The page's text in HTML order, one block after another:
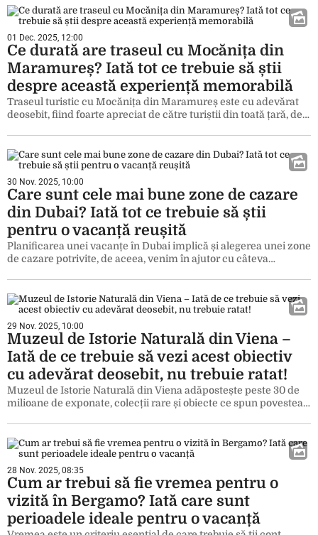
01 Dec. 2025, 12:00
Ce durată are traseul cu Mocănița din
Maramureș? Iată tot ce trebuie să știi
despre această experiență memorabilă
Traseul turistic cu Mocănița din Maramureș este cu adevărat
deosebit, fiind foarte apreciat de către turiștii din toată țară, de…
30 Nov. 2025, 10:00
Care sunt cele mai bune zone de cazare
din Dubai? Iată tot ce trebuie să știi
pentru o vacanță reușită
Planificarea unei vacanțe în Dubai implică și alegerea unei zone
de cazare potrivite, de aceea, venim în ajutor cu câteva…
29 Nov. 2025, 10:00
Muzeul de Istorie Naturală din Viena –
Iată de ce trebuie să vezi acest obiectiv
cu adevărat deosebit, nu trebuie ratat!
Muzeul de Istorie Naturală din Viena adăpostește peste 30 de
milioane de exponate, colecții rare și obiecte ce spun povestea…
28 Nov. 2025, 08:35
Cum ar trebui să fie vremea pentru o
vizită în Bergamo? Iată care sunt
perioadele ideale pentru o vacanță